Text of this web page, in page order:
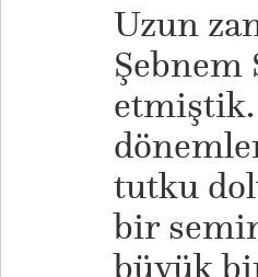
Uzun
tutku
bir
büyük